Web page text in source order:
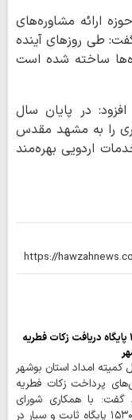
ارائه مشاوره‌های
طی روزهای آینده
ساخته شده است
در پایان سال
اولین بار یک کاروان ۴۰۰ نفری را به مشهد مقدس
مجموع ۱۳۷۷ نفر از خدمات اردویی بهره‌مند
فعالیت ۱۵۳۰ پایگاه دریافت زکات فطریه
کمیته امداد استان بوشهر
پرداخت زکات فطریه
گفت: با همکاری شورای
زکات استان، ۱۵۳۰ پایگاه ثابت و سیار در